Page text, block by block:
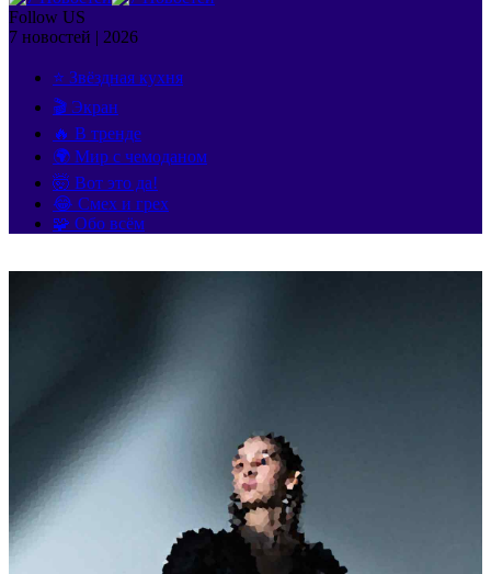
Follow US
7 новостей | 2026
⭐ Звёздная кухня
🎬 Экран
🔥 В тренде
🌍 Мир с чемоданом
🤯 Вот это да!
😂 Смех и грех
🧩 Обо всём